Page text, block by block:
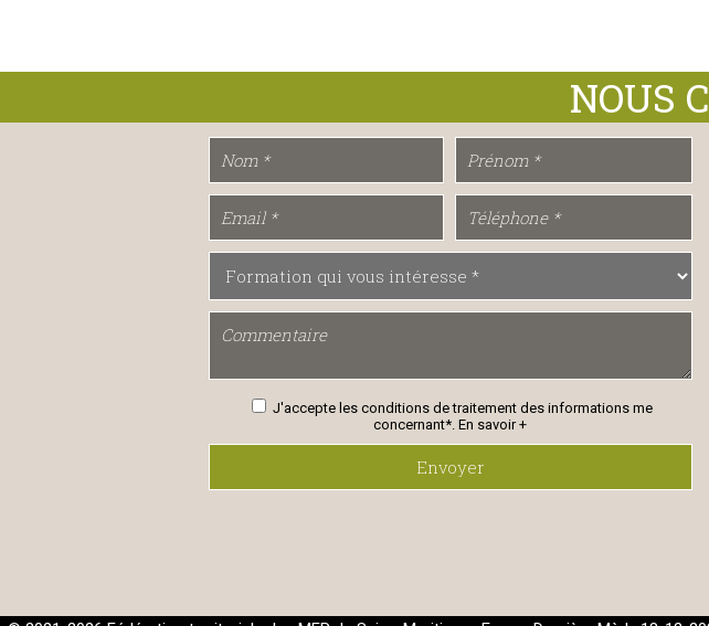
J'accepte les conditions de traitement des informations me
concernant*.En savoir +
Envoyer